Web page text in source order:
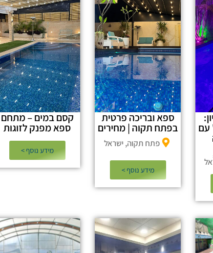
עם
ספא ובריכה פרטית
בפתח תקוה | מחירים
פתח תקוה, ישראל
מידע נוסף >​
קסם במים – מתחם
ספא מפנק לזוגות
מידע נוסף >​